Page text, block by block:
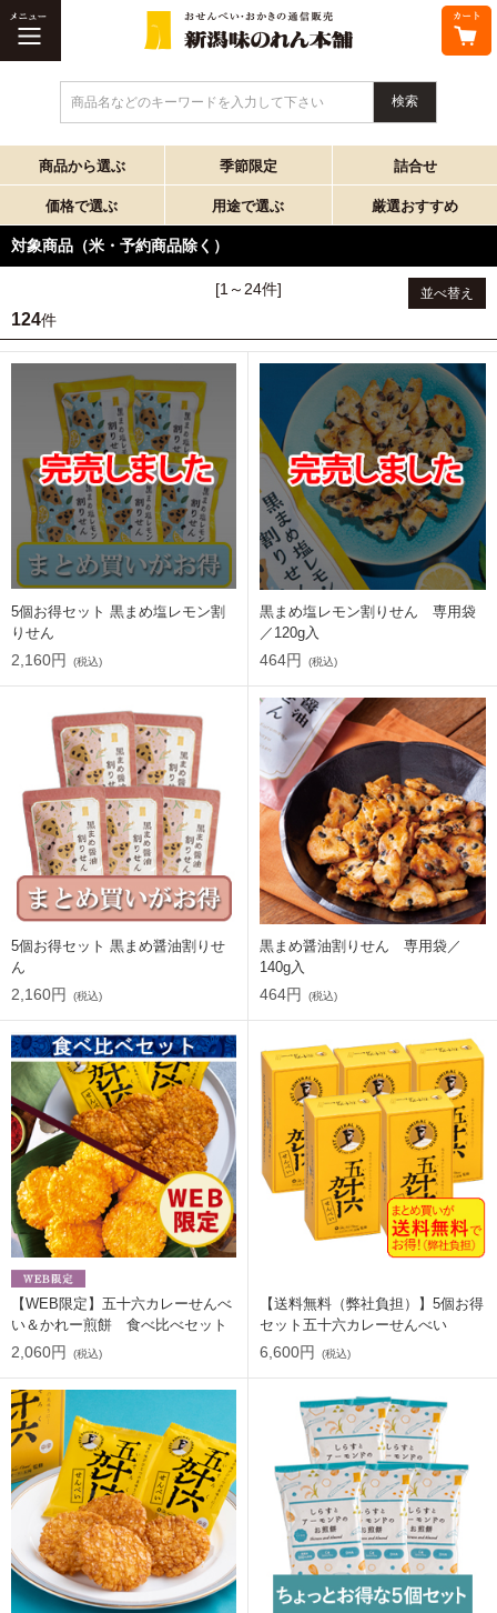
商品名などのキーワードを入力して下さい
商品から選ぶ 季節限定 詰合せ
価格で選ぶ 用途で選ぶ 厳選おすすめ
対象商品（米・予約商品除く）
並べ替え
[1～24件]
124件
5個お得セット 黒まめ塩レモン割
りせん
2,160円 (税込)
黒まめ塩レモン割りせん 専用袋
／120g入
464円 (税込)
5個お得セット 黒まめ醤油割りせ
ん
2,160円 (税込)
黒まめ醤油割りせん 専用袋／
140g入
464円 (税込)
【WEB限定】五十六カレーせんべ
い＆かれー煎餅 食べ比べセット
2,060円 (税込)
【送料無料（弊社負担）】5個お得
セット五十六カレーせんべい
6,600円 (税込)